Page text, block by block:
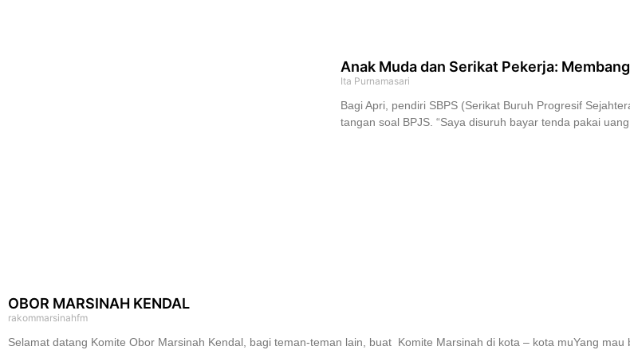
Anak Muda dan Serikat Pekerja:
Ita Purnamasari
Bagi Apri, pendiri SBPS (Serikat Buruh Progresif
tangan soal BPJS. “Saya disuruh bayar tenda pakai
OBOR MARSINAH KENDAL
rakommarsinahfm
Selamat datang Komite Obor Marsinah Kendal, bagi teman-teman lain, buat Komite Marsinah di kota – kota muYang